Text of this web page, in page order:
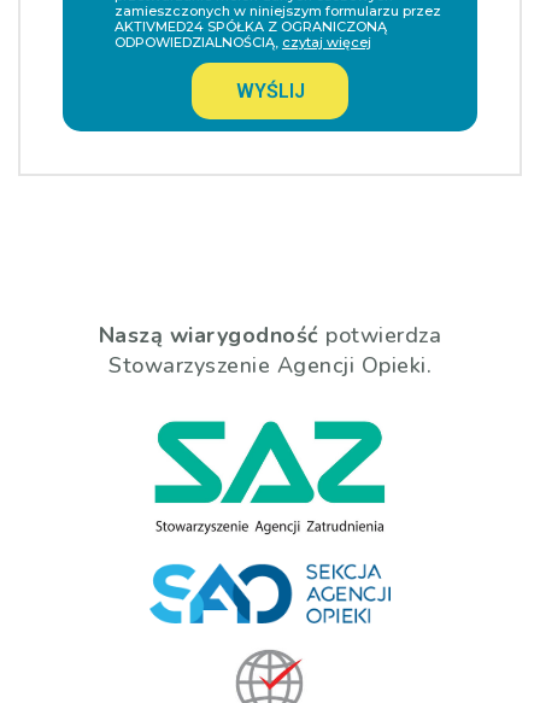
zamieszczonych w niniejszym formularzu przez
AKTIVMED24 SPÓŁKA Z OGRANICZONĄ
ODPOWIEDZIALNOŚCIĄ, czytaj więcej
WYŚLIJ
Naszą wiarygodność potwierdza
Stowarzyszenie Agencji Opieki.